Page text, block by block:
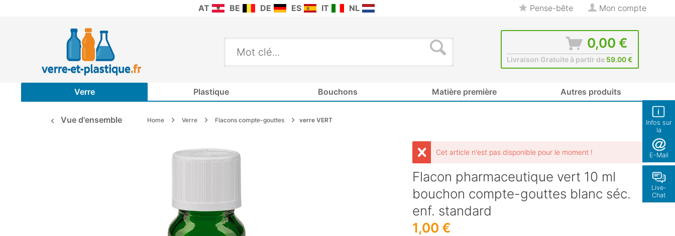
Infos sur
la
boutique
E-Mail
Live-
Chat
AT BE DE ES IT NL Pense-bête Mon compte
0,00 €
Livraison Gratuite à partir de 59.00 €
Verre Plastique Bouchons Matière première Autres produits
Vue d'ensemble Home Verre Flacons compte-gouttes verre VERT
Cet article n'est pas disponible pour le moment !
Flacon pharmaceutique vert 10 ml
bouchon compte-gouttes blanc séc.
enf. standard
1,00 €